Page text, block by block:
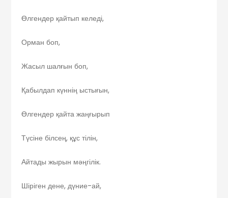
Өлгендер қайтып келеді,
Орман боп,
Жасыл шалғын боп,
Қабылдап күннің ыстығын,
Өлгендер қайта жаңғырып
Түсіне білсең, құс тілін,
Айтады жырын мәңгілік.
Шіріген дене, дүние-ай,